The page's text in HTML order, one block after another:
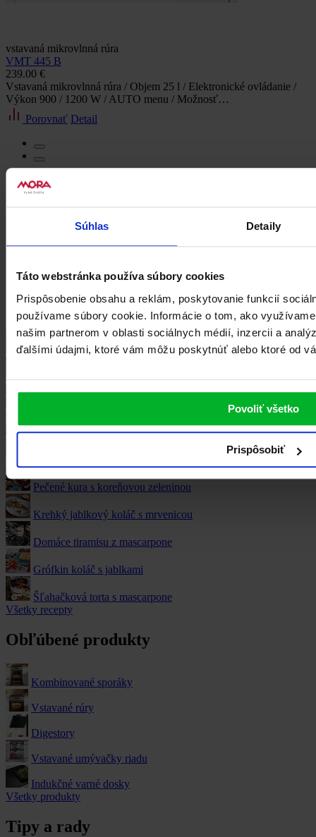
Súhlas Detaily
Táto webstránka používa súbory cookies
Prispôsobenie obsahu a reklám, poskytovanie funkcií
používame súbory cookie. Informácie o tom, ako
našim partnerom v oblasti sociálnych médií, inzercii a
ďalšími údajmi, ktoré vám môžu poskytnúť alebo ktoré od
Povoliť všetko
Prispôsobiť
vstavaná mikrovlnná rúra
VMT 445 B
239.00 €
Vstavaná mikrovlnná rúra / Objem 25 l / Elektronické ovládanie /
Výkon 900 / 1200 W / AUTO menu / Možnosť…
Porovnať Detail
Chcete pomôcť s výberom, alebo potrebujete poradiť s niečím
iným?
bezplatná zákaznická linka
0800 105 505
Ukázať na mape
Viac o akcii
Naše recepty
Domáca zemiaková polievka s hubami
Šošovicová polievka
Lasagne bolognese s mletým mäsom
Pečené kura s koreňovou zeleninou
Krehký jablkový koláč s mrvenicou
Domáce tiramisu z mascarpone
Grófkin koláč s jablkami
Šľahačková torta s mascarpone
Všetky recepty
Obľúbené produkty
Kombinované sporáky
Vstavané rúry
Digestory
Vstavané umývačky riadu
Indukčné varné dosky
Všetky produkty
Tipy a rady